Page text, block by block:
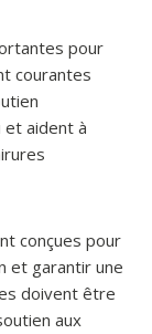
pour
courantes
et aident à
conçues pour
et garantir une
doivent être
aux